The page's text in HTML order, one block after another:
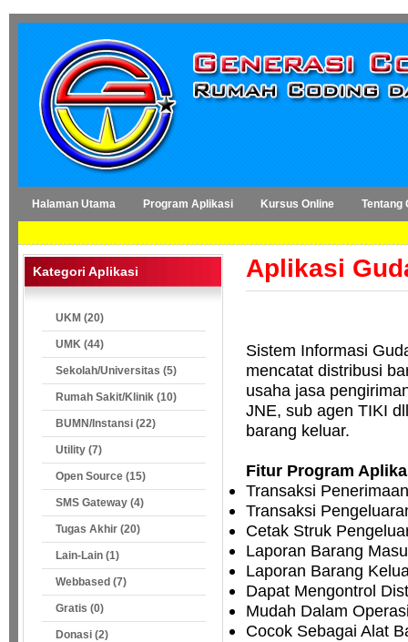
Halaman Utama Program Aplikasi Kursus Online Tentang
Aplikasi
Sistem Informasi
mencatat distribusi
usaha jasa
JNE, sub agen TIKI
barang keluar.
Fitur Program
Transaksi
Transaksi
Cetak Struk
Laporan Barang
Laporan Barang
Dapat Mengontrol
Mudah Dalam
Cocok Sebagai Alat
Kategori Aplikasi
UKM (20)
UMK (44)
Sekolah/Universitas (5)
Rumah Sakit/Klinik (10)
BUMN/Instansi (22)
Utility (7)
Open Source (15)
SMS Gateway (4)
Tugas Akhir (20)
Lain-Lain (1)
Webbased (7)
Gratis (0)
Donasi (2)